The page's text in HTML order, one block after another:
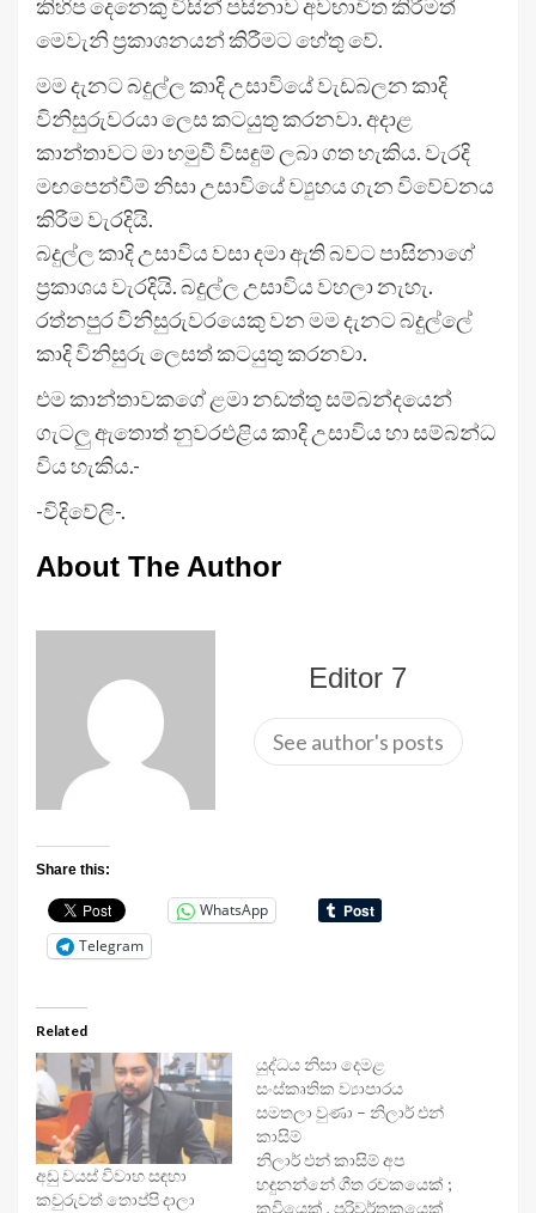
කිහිප දෙනෙකු විසින් පසිනාව අවභාවිත කිරීමත්
මෙවැනි ප්‍රකාශනයන් කිරීමට හේතු වේ.
මම දැනට බදුල්ල කාදි උසාවියේ වැඩබලන කාදි
විනිසුරුවරයා ලෙස කටයුතු කරනවා. අදාළ
කාන්තාවට මා හමුවී විසඳුම් ලබා ගත හැකිය. වැරදි
මඟපෙන්වීම් නිසා උසාවියේ ව්‍යුහය ගැන විවේචනය
කිරීම වැරදියි.
බදුල්ල කාදි උසාවිය වසා දමා ඇති බවට පාසිනාගේ
ප්‍රකාශය වැරදියි. බදුල්ල උසාවිය වහලා නැහැ.
රත්නපුර විනිසුරුවරයෙකු වන මම දැනට බදුල්ලේ
කාදි විනිසුරු ලෙසත් කටයුතු කරනවා.
එම කාන්තාවකගේ ළමා නඩත්තු සම්බන්දයෙන්
ගැටලු ඇතොත් නුවරඑළිය කාදි උසාවිය හා සම්බන්ධ
විය හැකිය.-
-විදිවේලි-.
About The Author
Editor 7
See author's posts
Share this:
WhatsApp
Telegram
Related
අඩු වයස් විවාහ සඳහා
කවුරුවත් තොප්පි දාලා
යුද්ධය නිසා දෙමළ
සංස්කෘතික ව්‍යාපාරය
සමතලා වුණා – නිලාර් එන්
කාසිම්
නිලාර් එන් කාසිම් අප
හඳුනන්නේ ගීත රචකයෙක් ;
කවියෙක් , පරිවර්තකයෙක්